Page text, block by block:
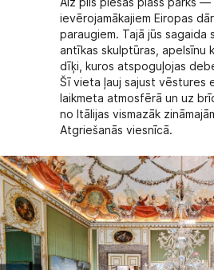
Aiz pils plešas plašs parks —
ievērojamākajiem Eiropas
paraugiem. Tajā jūs sagaida
antīkas skulptūras, apelsīnu
dīķi, kuros atspoguļojas
Šī vieta ļauj sajust vēstures
laikmeta atmosfērā un uz
no Itālijas vismazāk
Atgriešanās viesnīcā.